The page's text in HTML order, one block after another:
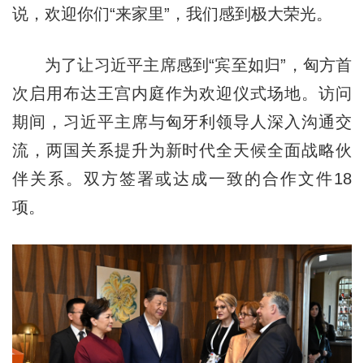
说，欢迎你们“来家里”，我们感到极大荣光。
为了让习近平主席感到“宾至如归”，匈方首
次启用布达王宫内庭作为欢迎仪式场地。访问
期间，习近平主席与匈牙利领导人深入沟通交
流，两国关系提升为新时代全天候全面战略伙
伴关系。双方签署或达成一致的合作文件18
项。